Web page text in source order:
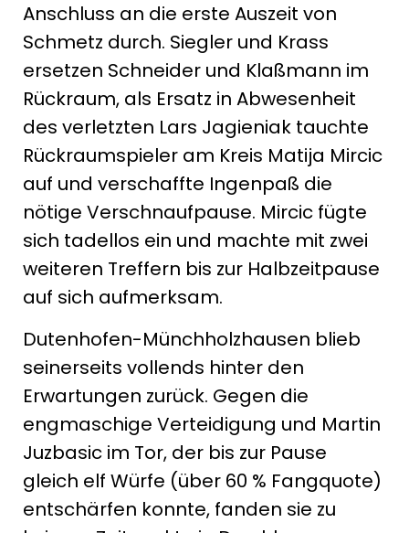
Anschluss an die erste Auszeit von
Schmetz durch. Siegler und Krass
ersetzen Schneider und Klaßmann im
Rückraum, als Ersatz in Abwesenheit
des verletzten Lars Jagieniak tauchte
Rückraumspieler am Kreis Matija Mircic
auf und verschaffte Ingenpaß die
nötige Verschnaufpause. Mircic fügte
sich tadellos ein und machte mit zwei
weiteren Treffern bis zur Halbzeitpause
auf sich aufmerksam.
Dutenhofen-Münchholzhausen blieb
seinerseits vollends hinter den
Erwartungen zurück. Gegen die
engmaschige Verteidigung und Martin
Juzbasic im Tor, der bis zur Pause
gleich elf Würfe (über 60 % Fangquote)
entschärfen konnte, fanden sie zu